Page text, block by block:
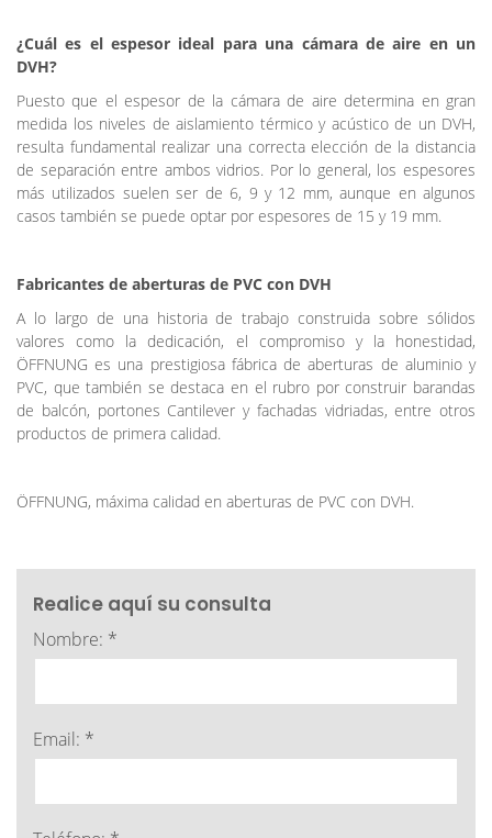
¿Cuál es el espesor ideal para una cámara de aire en un
DVH?
Puesto que el espesor de la cámara de aire determina en gran
medida los niveles de aislamiento térmico y acústico de un DVH,
resulta fundamental realizar una correcta elección de la distancia
de separación entre ambos vidrios. Por lo general, los espesores
más utilizados suelen ser de 6, 9 y 12 mm, aunque en algunos
casos también se puede optar por espesores de 15 y 19 mm.
Fabricantes de aberturas de PVC con DVH
A lo largo de una historia de trabajo construida sobre sólidos
valores como la dedicación, el compromiso y la honestidad,
ÖFFNUNG es una prestigiosa fábrica de aberturas de aluminio y
PVC, que también se destaca en el rubro por construir barandas
de balcón, portones Cantilever y fachadas vidriadas, entre otros
productos de primera calidad.
ÖFFNUNG, máxima calidad en aberturas de PVC con DVH.
Realice aquí su consulta
Nombre: *
Email: *